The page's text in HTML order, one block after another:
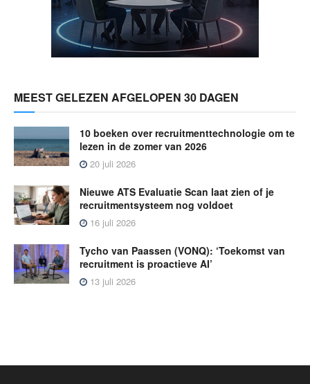
MEEST GELEZEN AFGELOPEN 30 DAGEN
10 boeken over recruitmenttechnologie om te
lezen in de zomer van 2026
20 juli 2026
Nieuwe ATS Evaluatie Scan laat zien of je
recruitmentsysteem nog voldoet
16 juli 2026
Tycho van Paassen (VONQ): ‘Toekomst van
recruitment is proactieve AI’
13 juli 2026